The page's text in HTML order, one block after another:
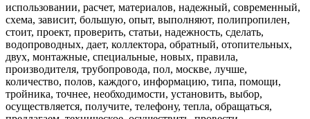
использовании, расчет, материалов, надежный, современный,
схема, зависит, большую, опыт, выполняют, полипропилен,
стоит, проект, проверить, статьи, надежность, сделать,
водопроводных, дает, коллектора, обратный, отопительных,
двух, монтажные, специальные, новых, правила,
производителя, трубопровода, пол, москве, лучше,
количество, полов, каждого, информацию, типа, помощи,
тройника, точнее, необходимости, установить, выбор,
осуществляется, получите, телефону, тепла, обращаться,